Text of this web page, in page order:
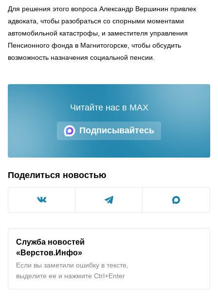
Для решения этого вопроса Александр Вершинин привлек
адвоката, чтобы разобраться со спорными моментами
автомобильной катастрофы, и заместителя управления
Пенсионного фонда в Магнитогорске, чтобы обсудить
возможность назначения социальной пенсии.
Подписывайтесь
Читайте нас в MAX
Поделиться новостью
Служба новостей
«Верстов.Инфо»
Если вы заметили ошибку в тексте,
выделите ее и нажмите Ctrl+Enter